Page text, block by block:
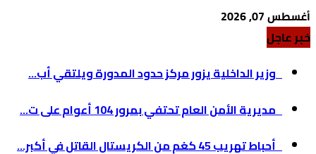
أغسطس 07, 2026
خبر عاجل
وزير الداخلية يزور مركز حدود المدورة ويلتقي أب...
مديرية الأمن العام تحتفي بمرور 104 أعوام على ت...
أحباط تهريب 45 كغم من الكريستال القاتل في أكبر...